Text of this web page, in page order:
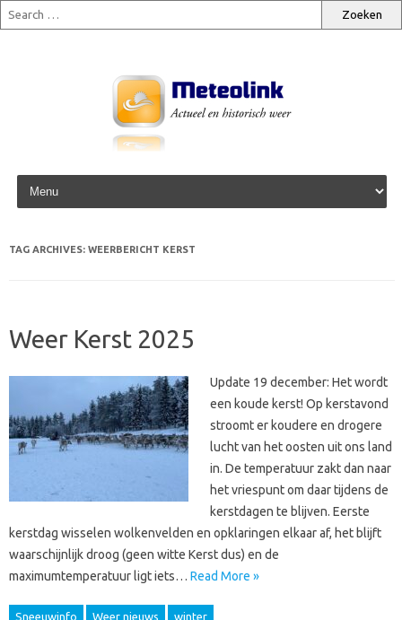
Skip to content
TAG ARCHIVES: WEERBERICHT KERST
Weer Kerst 2025
Update 19 december: Het wordt
een koude kerst! Op kerstavond
stroomt er koudere en drogere
lucht van het oosten uit ons land
in. De temperatuur zakt dan naar
het vriespunt om daar tijdens de
kerstdagen te blijven. Eerste
kerstdag wisselen wolkenvelden en opklaringen elkaar af, het blijft
waarschijnlijk droog (geen witte Kerst dus) en de
maximumtemperatuur ligt iets… Read More »
Sneeuwinfo Weer nieuws winter